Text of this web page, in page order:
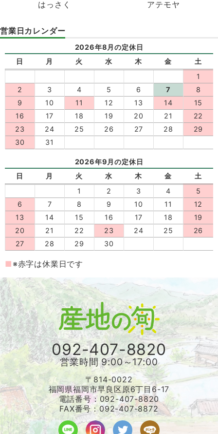
はっさく
アテモヤ
営業日カレンダー
2026年8月の定休日
日
月 火 水 木 金
土
1
2
3 4 5 6 7
8
9
10 11 12 13 14
15
16
17 18 19 20 21
22
23
24 25 26 27 28
29
30
31
2026年9月の定休日
日
月 火 水 木 金
土
1
2 3 4
5
6
7 8 9 10 11
12
13
14 15 16 17 18
19
20
21 22 23 24 25
26
27
28 29 30
※赤字は休業日です
092-407-8820
営業時間 9:00～17:00
〒814-0022
福岡県福岡市早良区原6丁目6-17
電話番号：092-407-8820
FAX番号：092-407-8872